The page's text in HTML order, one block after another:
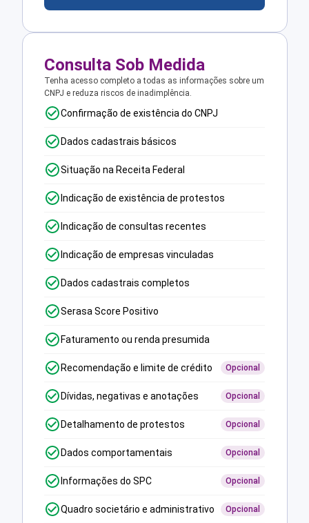
Consulta Sob Medida
Tenha acesso completo a todas as informações sobre um
CNPJ e reduza riscos de inadimplência.
Confirmação de existência do CNPJ
Dados cadastrais básicos
Situação na Receita Federal
Indicação de existência de protestos
Indicação de consultas recentes
Indicação de empresas vinculadas
Dados cadastrais completos
Serasa Score Positivo
Faturamento ou renda presumida
Recomendação e limite de crédito Opcional
Dívidas, negativas e anotações Opcional
Detalhamento de protestos Opcional
Dados comportamentais Opcional
Informações do SPC Opcional
Quadro societário e administrativo Opcional